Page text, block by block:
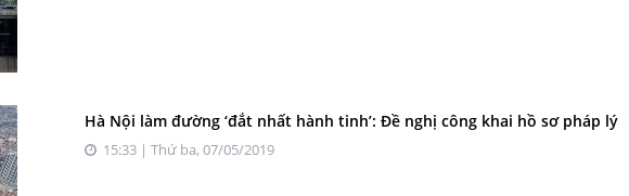
Hà Nội làm đường ‘đắt nhất hành tinh’: Đề nghị công khai hồ sơ pháp lý
15:33 | Thứ ba, 07/05/2019